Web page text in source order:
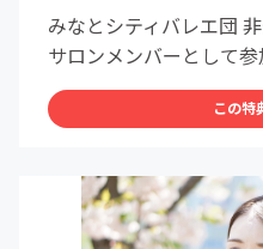
みなとシティバレエ団
サロンメンバーとして参
この特